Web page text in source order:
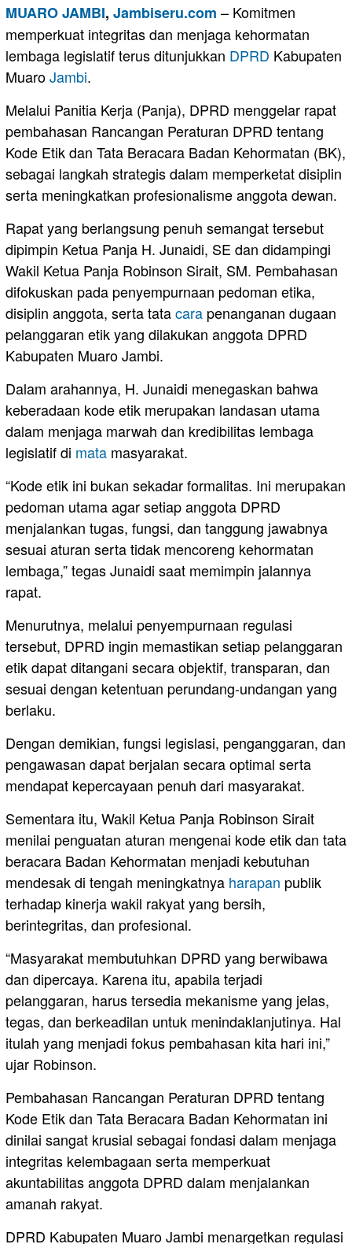
MUARO JAMBI, Jambiseru.com – Komitmen
memperkuat integritas dan menjaga kehormatan
lembaga legislatif terus ditunjukkan DPRD Kabupaten
MuaroJambi.
Melalui Panitia Kerja (Panja), DPRD menggelar rapat
pembahasan Rancangan Peraturan DPRD tentang
Kode Etik dan Tata Beracara Badan Kehormatan (BK),
sebagai langkah strategis dalam memperketat disiplin
serta meningkatkan profesionalisme anggota dewan.
Rapat yang berlangsung penuh semangat tersebut
dipimpin Ketua Panja H. Junaidi, SE dan didampingi
Wakil Ketua Panja Robinson Sirait, SM. Pembahasan
difokuskan pada penyempurnaan pedoman etika,
disiplin anggota, serta tatacara penanganan dugaan
pelanggaran etik yang dilakukan anggota DPRD
Kabupaten Muaro Jambi.
Dalam arahannya, H. Junaidi menegaskan bahwa
keberadaan kode etik merupakan landasan utama
dalam menjaga marwah dan kredibilitas lembaga
legislatif di mata masyarakat.
“Kode etik ini bukan sekadar formalitas. Ini merupakan
pedoman utama agar setiap anggota DPRD
menjalankan tugas, fungsi, dan tanggung jawabnya
sesuai aturan serta tidak mencoreng kehormatan
lembaga,” tegas Junaidi saat memimpin jalannya
rapat.
Menurutnya, melalui penyempurnaan regulasi
tersebut, DPRD ingin memastikan setiap pelanggaran
etik dapat ditangani secara objektif, transparan, dan
sesuai dengan ketentuan perundang-undangan yang
berlaku.
Dengan demikian, fungsi legislasi, penganggaran, dan
pengawasan dapat berjalan secara optimal serta
mendapat kepercayaan penuh dari masyarakat.
Sementara itu, Wakil Ketua Panja Robinson Sirait
menilai penguatan aturan mengenai kode etik dan tata
beracara Badan Kehormatan menjadi kebutuhan
mendesak di tengah meningkatnya harapan publik
terhadap kinerja wakil rakyat yang bersih,
berintegritas, dan profesional.
“Masyarakat membutuhkan DPRD yang berwibawa
dan dipercaya. Karena itu, apabila terjadi
pelanggaran, harus tersedia mekanisme yang jelas,
tegas, dan berkeadilan untuk menindaklanjutinya. Hal
itulah yang menjadi fokus pembahasan kita hari ini,”
ujar Robinson.
Pembahasan Rancangan Peraturan DPRD tentang
Kode Etik dan Tata Beracara Badan Kehormatan ini
dinilai sangat krusial sebagai fondasi dalam menjaga
integritas kelembagaan serta memperkuat
akuntabilitas anggota DPRD dalam menjalankan
amanah rakyat.
DPRD Kabupaten Muaro Jambi menargetkan regulasi